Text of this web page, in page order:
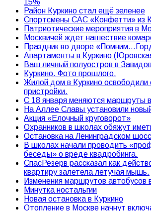
Район Куркино стал ещё зеленее
Спортсмены САС «Конфетти» из
Патриотические мероприятия в
Москвичей ждет нашествие
Праздник во дворе
Апартаменты в Куркино
Ваш личный полуостров в
Куркино. Фото прошлого.
Жилой дом в Куркино освободили
пристройки.
С 18 января меняются маршруты
На Аллее Славы установили
Акция «Елочный круговорот»
Охранников в школах обяжут
Остановка на Ленинградском
В школах начали проводить
беседы» о вреде квадробинга.
СпасРезерв рассказал как
квартиру залетела летучая мышь.
Изменения маршрутов автобусов
Минутка ностальгии
Новая остановка в Куркино
Отопление в Москве начнут